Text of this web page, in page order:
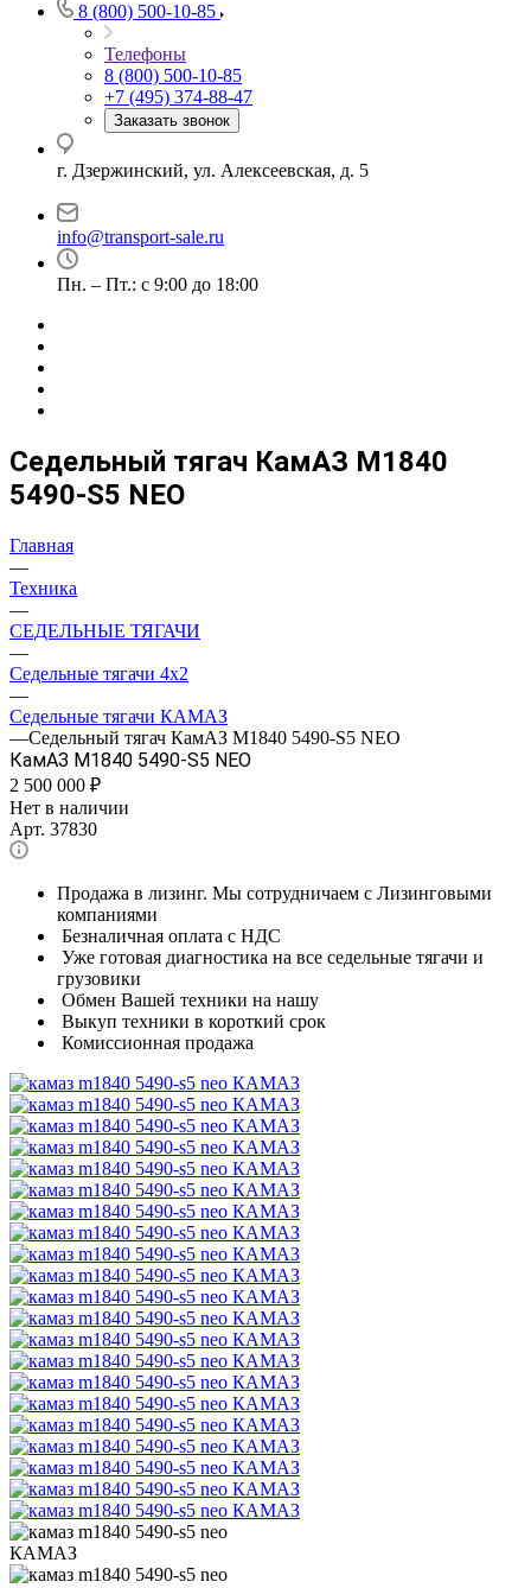
8 (800) 500-10-85
Телефоны
8 (800) 500-10-85
+7 (495) 374-88-47
Заказать звонок
г. Дзержинский, ул. Алексеевская, д. 5
info@transport-sale.ru
Пн. – Пт.: с 9:00 до 18:00
Седельный тягач КамАЗ M1840
5490-S5 NEO
Главная
—
Техника
—
СЕДЕЛЬНЫЕ ТЯГАЧИ
—
Седельные тягачи 4x2
—
Седельные тягачи КАМАЗ
—Седельный тягач КамАЗ M1840 5490-S5 NEO
КамАЗ M1840 5490-S5 NEO
2 500 000 ₽
Нет в наличии
Арт. 37830
Продажа в лизинг. Мы сотрудничаем с Лизинговыми
компаниями
Безналичная оплата с НДС
Уже готовая диагностика на все седельные тягачи и
грузовики
Обмен Вашей техники на нашу
Выкуп техники в короткий срок
Комиссионная продажа